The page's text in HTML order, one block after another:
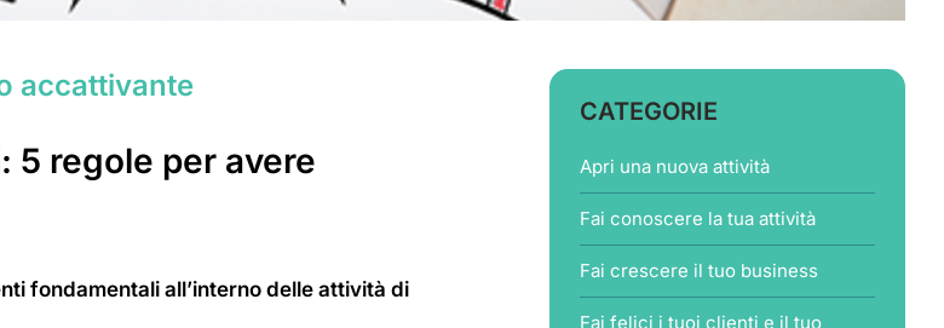
accattivante
5 regole per avere
fondamentali all’interno delle attività di
CATEGORIE
Apri una nuova attività
Fai conoscere la tua attività
Fai crescere il tuo business
Fai felici i tuoi clienti e il tuo